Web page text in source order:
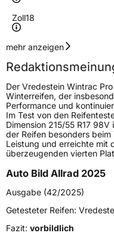
Zoll18
Geschwindigkeitsindex
Höchstgeschwindigkeit
Lastindex89
Höchstlast580 kg
Gewicht (in kg)9,478 kg
FahrzeugtypPKW
VerwendungWinterreifen
ModellnameWintrac Pro
mehr anzeigen
Der Vredestein Wintrac
Winterreifen, der
Performance und
Im Test von den
Dimension 215/55 R17
der Reifen besonders
Leistung und erreichte mit
überzeugenden vierten
Auto Bild Allrad 2025
Ausgabe (42/2025)
Getesteter Reifen:
Fazit: vorbildlich